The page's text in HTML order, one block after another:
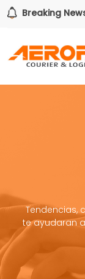
Breaking
también tiene
Tendencias,
te ayudaran